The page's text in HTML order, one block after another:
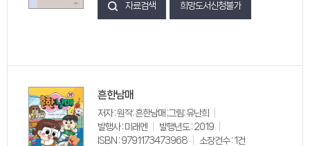
자료검색 희망도서신청불가
흔한남매
저자 : 원작: 흔한남매 ;그림: 유난희
발행사 : 미래엔
발행년도 : 2019
ISBN : 9791173473968
소장건수 : 1건